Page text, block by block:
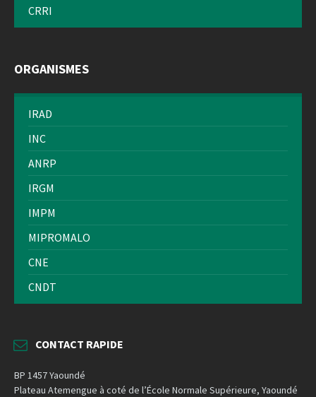
CRRI
ORGANISMES
IRAD
INC
ANRP
IRGM
IMPM
MIPROMALO
CNE
CNDT
CONTACT RAPIDE
BP 1457 Yaoundé
Plateau Atemengue à coté de l’École Normale Supérieure, Yaoundé